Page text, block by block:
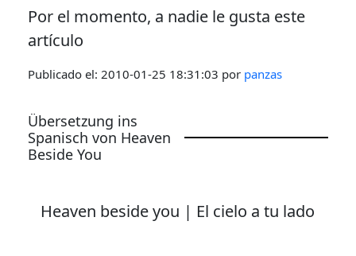
Por el momento, a nadie le gusta este
artículo
Publicado el: 2010-01-25 18:31:03 por panzas
Übersetzung ins
Spanisch von Heaven
Beside You
Heaven beside you | El cielo a tu lado